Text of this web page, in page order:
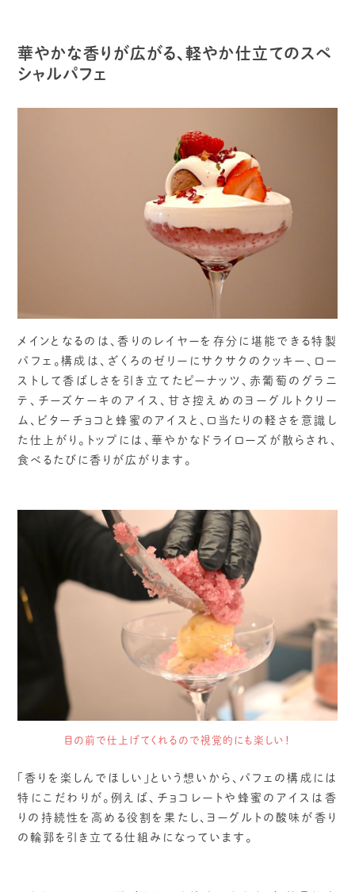
華やかな香りが広がる、軽やか仕立てのスペ
シャルパフェ
メインとなるのは、香りのレイヤーを存分に堪能できる特製
パフェ。構成は、ざくろのゼリーにサクサクのクッキー、ロー
ストして香ばしさを引き立てたピーナッツ、赤葡萄のグラニ
テ、チーズケーキのアイス、甘さ控えめのヨーグルトクリー
ム、ビターチョコと蜂蜜のアイスと、口当たりの軽さを意識し
た仕上がり。トップには、華やかなドライローズが散らされ、
食べるたびに香りが広がります。
目の前で仕上げてくれるので視覚的にも楽しい！
「香りを楽しんでほしい」という想いから、パフェの構成には
特にこだわりが。例えば、チョコレートや蜂蜜のアイスは香
りの持続性を高める役割を果たし、ヨーグルトの酸味が香り
の輪郭を引き立てる仕組みになっています。